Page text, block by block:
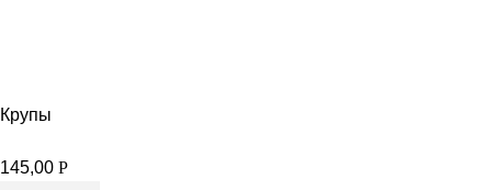
Крупы
145,00 Р